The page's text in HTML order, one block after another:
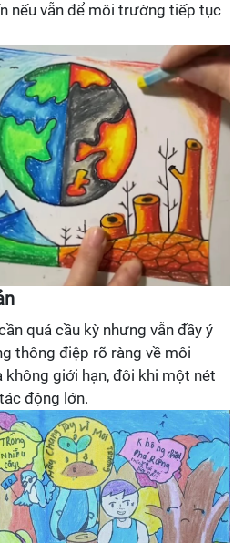
nếu vẫn để môi trường tiếp tục
quá cầu kỳ nhưng vẫn đầy ý
thông điệp rõ ràng về môi
giới hạn, đôi khi một nét
động lớn.